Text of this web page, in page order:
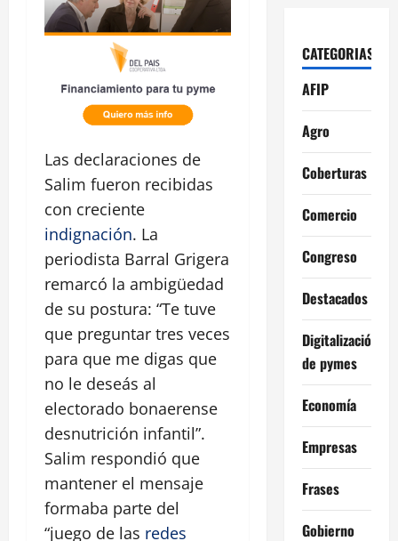
Las declaraciones de
Salim fueron recibidas
con creciente
indignación. La
periodista Barral Grigera
remarcó la ambigüedad
de su postura: Te tuve
que preguntar tres veces
para que me digas que
no le deseás al
electorado bonaerense
desnutrición infantil .
Salim respondió que
mantener el mensaje
formaba parte del
juego de las redes
CATEGORIAS
AFIP
Agro
Coberturas
Comercio
Congreso
Destacados
Digitalización
de pymes
Economía
Empresas
Frases
Gobierno